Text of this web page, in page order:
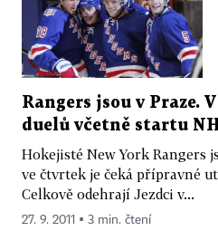
Rangers jsou v Praze.
duelů včetně startu
Hokejisté New York Rangers
ve čtvrtek je čeká přípravné
Celkově odehrají Jezdci v...
27. 9. 2011 ▪ 3 min. čtení